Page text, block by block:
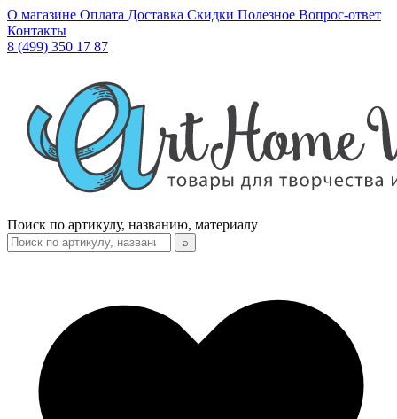
О магазине Оплата Доставка Скидки Полезное Вопрос-ответ
Контакты
8 (499) 350 17 87
Поиск по артикулу, названию, материалу
⌕